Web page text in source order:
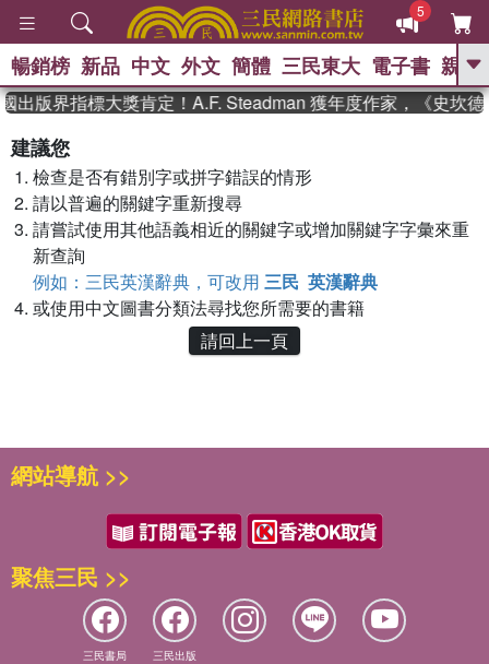
5
GO
推薦 、 國際布克獎 臺灣漫遊錄
念華
孩：黎曼猜想 、 偉大的迷走神經
暢銷榜 新品 中文 外文 簡體 三民東大 電子書 親子
出版界指標大獎肯定！A.F. Steadman 獲年度作家，《史坎
建議您
檢查是否有錯別字或拼字錯誤的情形
請以普遍的關鍵字重新搜尋
請嘗試使用其他語義相近的關鍵字或增加關鍵字字彙來重
新查詢
例如：三民英漢辭典，可改用 三民 英漢辭典
或使用中文圖書分類法尋找您所需要的書籍
請回上一頁
網站導航 >>
聚焦三民 >>
三民書局 三民出版